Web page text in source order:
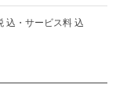
込・サービス料 込